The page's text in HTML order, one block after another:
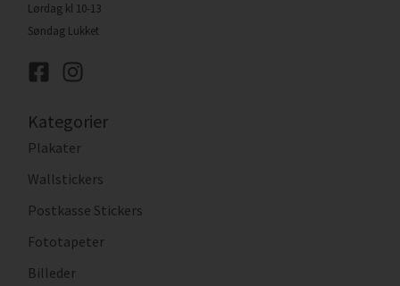
Lørdag kl 10-13
Søndag Lukket
Kategorier
Plakater
Wallstickers
Postkasse Stickers
Fototapeter
Billeder